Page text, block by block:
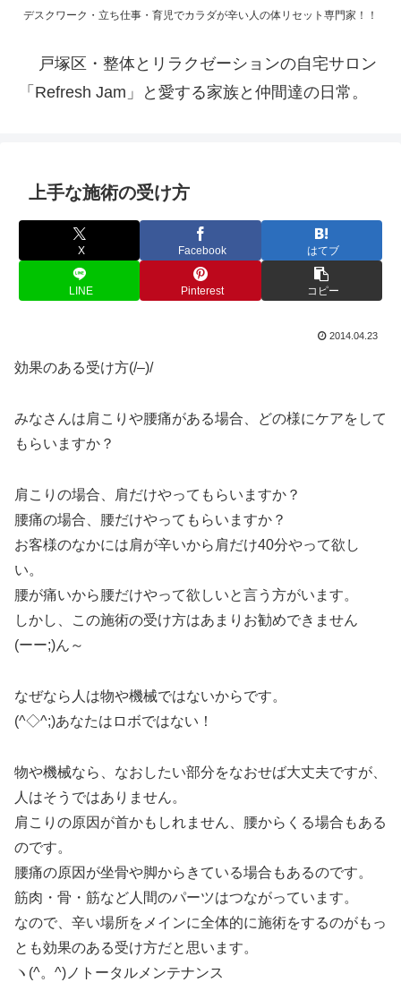
デスクワーク・立ち仕事・育児でカラダが辛い人の体リセット専門家！！
戸塚区・整体とリラクゼーションの自宅サロン
「Refresh Jam」と愛する家族と仲間達の日常。
上手な施術の受け方
X Facebook はてブ
LINE Pinterest コピー
2014.04.23
効果のある受け方(/–)/
みなさんは肩こりや腰痛がある場合、どの様にケアをして
もらいますか？
肩こりの場合、肩だけやってもらいますか？
腰痛の場合、腰だけやってもらいますか？
お客様のなかには肩が辛いから肩だけ40分やって欲し
い。
腰が痛いから腰だけやって欲しいと言う方がいます。
しかし、この施術の受け方はあまりお勧めできません
(ーー;)ん～
なぜなら人は物や機械ではないからです。
(^◇^;)あなたはロボではない！
物や機械なら、なおしたい部分をなおせば大丈夫ですが、
人はそうではありません。
肩こりの原因が首かもしれません、腰からくる場合もある
のです。
腰痛の原因が坐骨や脚からきている場合もあるのです。
筋肉・骨・筋など人間のパーツはつながっています。
なので、辛い場所をメインに全体的に施術をするのがもっ
とも効果のある受け方だと思います。
ヽ(^。^)ノトータルメンテナンス